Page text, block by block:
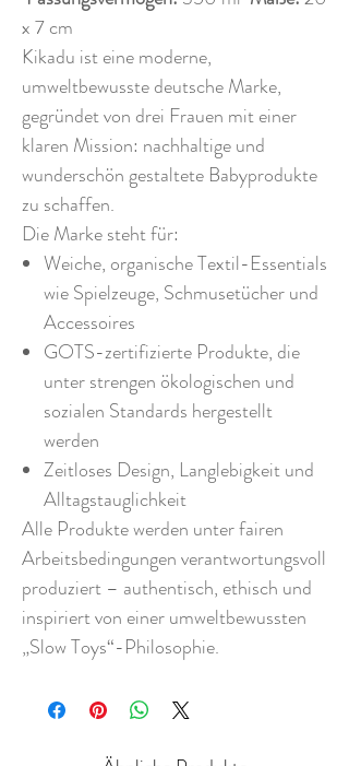
x 7 cm
Kikadu ist eine moderne,
umweltbewusste deutsche Marke,
gegründet von drei Frauen mit einer
klaren Mission: nachhaltige und
wunderschön gestaltete Babyprodukte
zu schaffen.
Die Marke steht für:
Weiche, organische Textil-Essentials
wie Spielzeuge, Schmusetücher und
Accessoires
GOTS-zertifizierte Produkte, die
unter strengen ökologischen und
sozialen Standards hergestellt
werden
Zeitloses Design, Langlebigkeit und
Alltagstauglichkeit
Alle Produkte werden unter fairen
Arbeitsbedingungen verantwortungsvoll
produziert – authentisch, ethisch und
inspiriert von einer umweltbewussten
„Slow Toys“-Philosophie.